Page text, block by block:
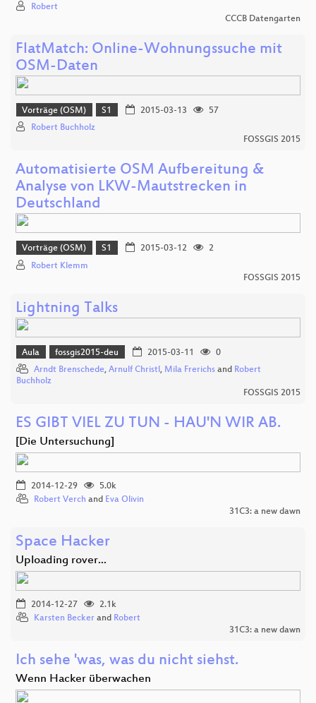
Robert
CCCB Datengarten
FlatMatch: Online-Wohnungssuche mit
OSM-Daten
Vorträge (OSM) S1 2015-03-13
57
Robert Buchholz
FOSSGIS 2015
Automatisierte OSM Aufbereitung &
Analyse von LKW-Mautstrecken in
Deutschland
Vorträge (OSM) S1 2015-03-12
2
Robert Klemm
FOSSGIS 2015
Lightning Talks
Aula fossgis2015-deu 2015-03-11
0
Arndt Brenschede, Arnulf Christl, Mila Frerichs and Robert
Buchholz
FOSSGIS 2015
ES GIBT VIEL ZU TUN - HAU'N WIR AB.
[Die Untersuchung]
2014-12-29
5.0k
Robert Verch and Eva Olivin
31C3: a new dawn
Space Hacker
Uploading rover...
2014-12-27
2.1k
Karsten Becker and Robert
31C3: a new dawn
Ich sehe 'was, was du nicht siehst.
Wenn Hacker überwachen